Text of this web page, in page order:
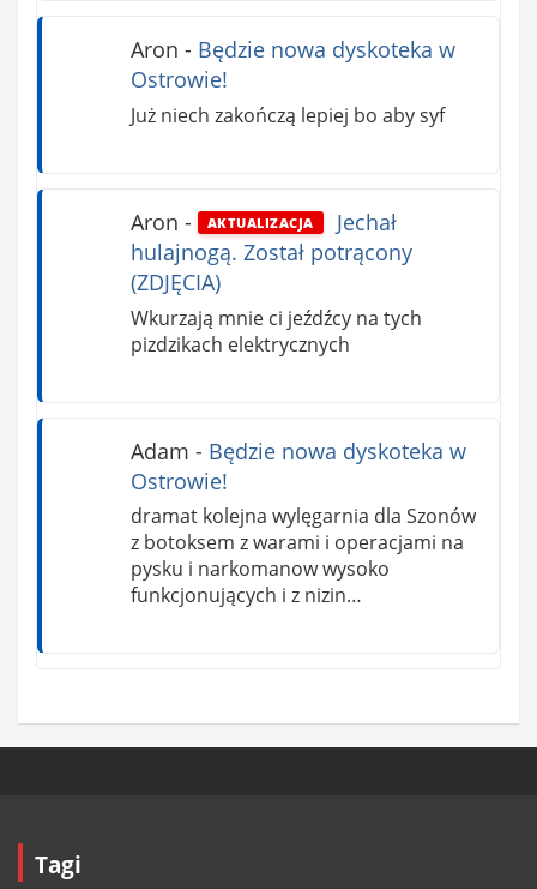
Aron - Będzie nowa dyskoteka w
Ostrowie!
Już niech zakończą lepiej bo aby syf
Aron - AKTUALIZACJA
Jechał
hulajnogą. Został potrącony
(ZDJĘCIA)
Wkurzają mnie ci jeźdźcy na tych
pizdzikach elektrycznych
Adam - Będzie nowa dyskoteka w
Ostrowie!
dramat kolejna wylęgarnia dla Szonów
z botoksem z warami i operacjami na
pysku i narkomanow wysoko
funkcjonujących i z nizin…
Tagi